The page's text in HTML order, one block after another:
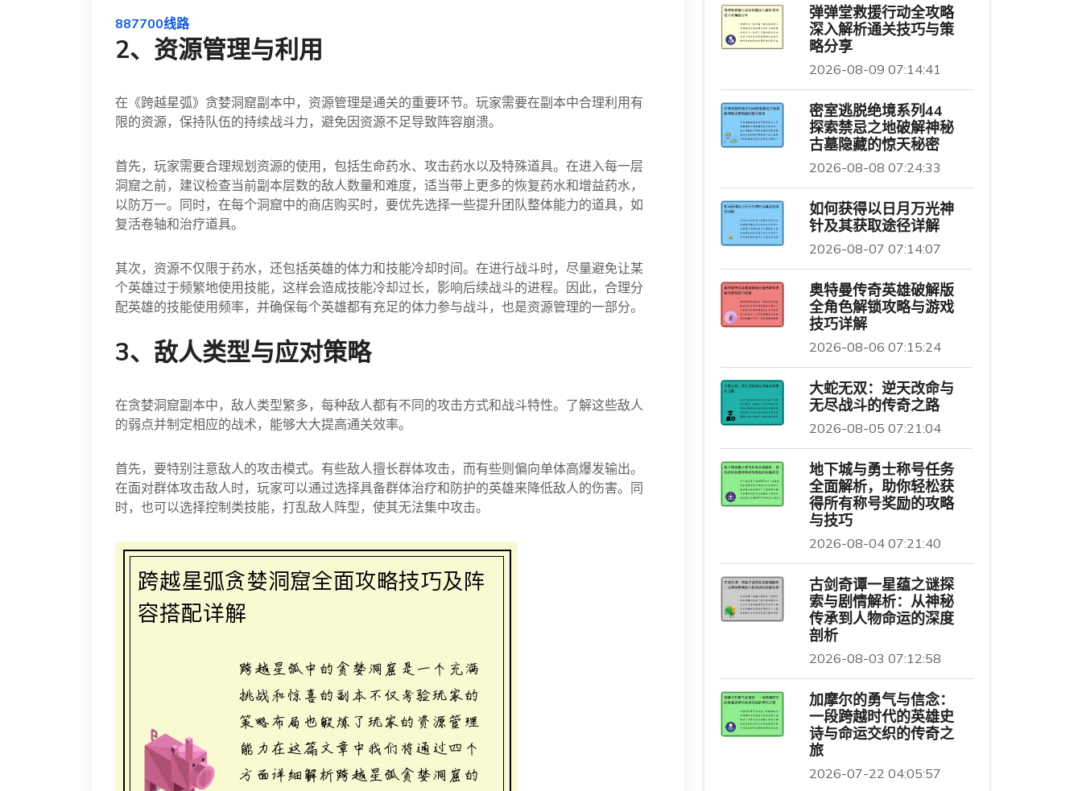
887700线路
2、资源管理与利用
在《跨越星弧》贪婪洞窟副本中，资源管理是通关的重要环节。玩家需要在副本中合理利用有
限的资源，保持队伍的持续战斗力，避免因资源不足导致阵容崩溃。
首先，玩家需要合理规划资源的使用，包括生命药水、攻击药水以及特殊道具。在进入每一层
洞窟之前，建议检查当前副本层数的敌人数量和难度，适当带上更多的恢复药水和增益药水，
以防万一。同时，在每个洞窟中的商店购买时，要优先选择一些提升团队整体能力的道具，如
复活卷轴和治疗道具。
其次，资源不仅限于药水，还包括英雄的体力和技能冷却时间。在进行战斗时，尽量避免让某
个英雄过于频繁地使用技能，这样会造成技能冷却过长，影响后续战斗的进程。因此，合理分
配英雄的技能使用频率，并确保每个英雄都有充足的体力参与战斗，也是资源管理的一部分。
3、敌人类型与应对策略
在贪婪洞窟副本中，敌人类型繁多，每种敌人都有不同的攻击方式和战斗特性。了解这些敌人
的弱点并制定相应的战术，能够大大提高通关效率。
首先，要特别注意敌人的攻击模式。有些敌人擅长群体攻击，而有些则偏向单体高爆发输出。
在面对群体攻击敌人时，玩家可以通过选择具备群体治疗和防护的英雄来降低敌人的伤害。同
时，也可以选择控制类技能，打乱敌人阵型，使其无法集中攻击。
弹弹堂救援行动全攻略
深入解析通关技巧与策
略分享
2026-08-09 07:14:41
密室逃脱绝境系列44
探索禁忌之地破解神秘
古墓隐藏的惊天秘密
2026-08-08 07:24:33
如何获得以日月万光神
针及其获取途径详解
2026-08-07 07:14:07
奥特曼传奇英雄破解版
全角色解锁攻略与游戏
技巧详解
2026-08-06 07:15:24
大蛇无双：逆天改命与
无尽战斗的传奇之路
2026-08-05 07:21:04
地下城与勇士称号任务
全面解析，助你轻松获
得所有称号奖励的攻略
与技巧
2026-08-04 07:21:40
古剑奇谭一星蕴之谜探
索与剧情解析：从神秘
传承到人物命运的深度
剖析
2026-08-03 07:12:58
加摩尔的勇气与信念：
一段跨越时代的英雄史
诗与命运交织的传奇之
旅
2026-07-22 04:05:57